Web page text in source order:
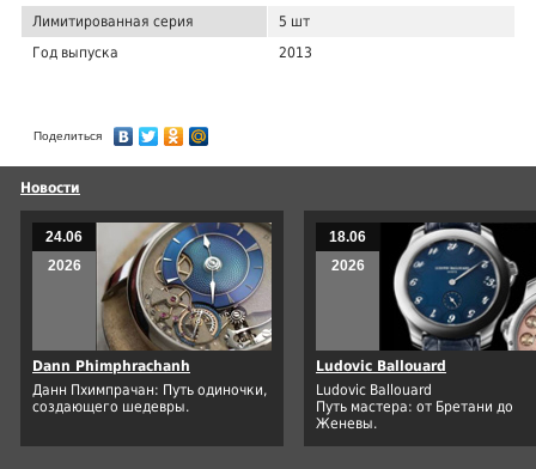
Лимитированная серия
5 шт
Год выпуска
2013
Поделиться
Новости
24.06
2026
Dann Phimphrachanh
Данн Пхимпрачан: Путь одиночки,
создающего шедевры.
18.06
2026
Ludovic Ballouard
Ludovic Ballouard
Путь мастера: от Бретани до
Женевы.